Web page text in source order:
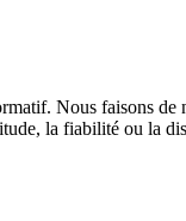
Nous faisons de
la fiabilité ou la